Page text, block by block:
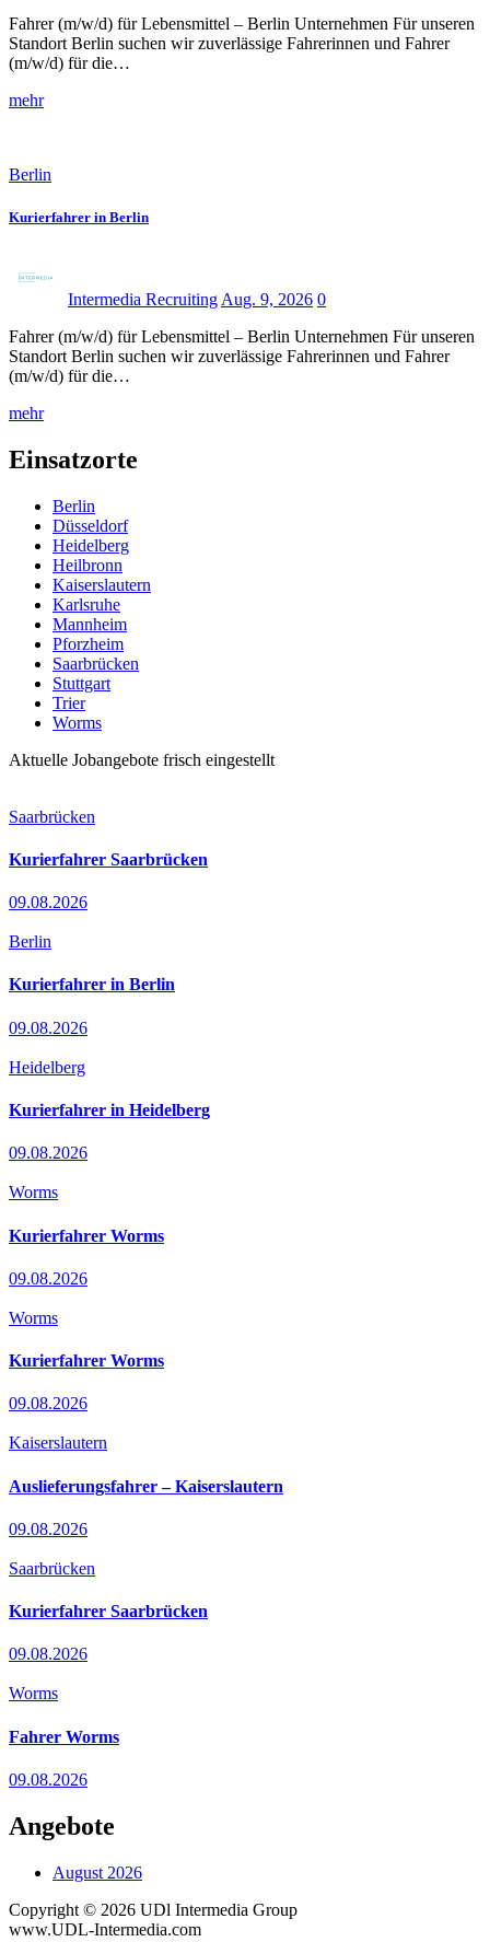
Fahrer (m/w/d) für Lebensmittel – Berlin Unternehmen Für unseren
Standort Berlin suchen wir zuverlässige Fahrerinnen und Fahrer
(m/w/d) für die…
mehr
Berlin
Kurierfahrer in Berlin
Intermedia Recruiting Aug. 9, 2026 0
Fahrer (m/w/d) für Lebensmittel – Berlin Unternehmen Für unseren
Standort Berlin suchen wir zuverlässige Fahrerinnen und Fahrer
(m/w/d) für die…
mehr
Einsatzorte
Berlin
Düsseldorf
Heidelberg
Heilbronn
Kaiserslautern
Karlsruhe
Mannheim
Pforzheim
Saarbrücken
Stuttgart
Trier
Worms
Aktuelle Jobangebote frisch eingestellt
Saarbrücken
Kurierfahrer Saarbrücken
09.08.2026
Berlin
Kurierfahrer in Berlin
09.08.2026
Heidelberg
Kurierfahrer in Heidelberg
09.08.2026
Worms
Kurierfahrer Worms
09.08.2026
Worms
Kurierfahrer Worms
09.08.2026
Kaiserslautern
Auslieferungsfahrer – Kaiserslautern
09.08.2026
Saarbrücken
Kurierfahrer Saarbrücken
09.08.2026
Worms
Fahrer Worms
09.08.2026
Angebote
August 2026
Copyright © 2026 UDl Intermedia Group
www.UDL-Intermedia.com